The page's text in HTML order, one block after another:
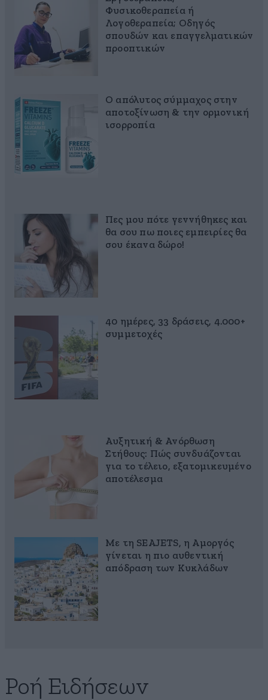
Φυσικοθεραπεία ή
Λογοθεραπεία; Οδηγός
σπουδών και επαγγελματικών
προοπτικών
Ο απόλυτος σύμμαχος στην
αποτοξίνωση & την ορμονική
ισορροπία
Πες μου πότε γεννήθηκες και
θα σου πω ποιες εμπειρίες θα
σου έκανα δώρο!
40 ημέρες, 33 δράσεις, 4.000+
συμμετοχές
Αυξητική & Ανόρθωση
Στήθους: Πώς συνδυάζονται
για το τέλειο, εξατομικευμένο
αποτέλεσμα
Με τη SEAJETS, η Αμοργός
γίνεται η πιο αυθεντική
απόδραση των Κυκλάδων
Ροή Ειδήσεων